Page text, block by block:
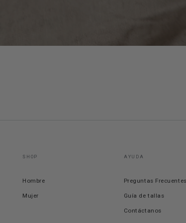
SHOP
Hombre
Mujer
AYUDA
Preguntas Frecuentes
Guía de tallas
Contáctanos